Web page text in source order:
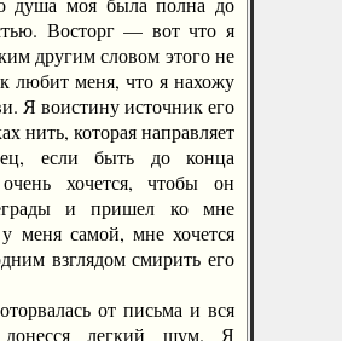
Восторг — вот что я
другим словом этого не
любит меня, что я нахожу
Я воистину источник его
нить, которая направляет
если быть до конца
хочется, чтобы он
и пришел ко мне
меня самой, мне хочется
взглядом смирить его
от письма и вся
легкий шум. Я